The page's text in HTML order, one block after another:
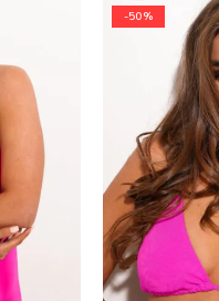
a
termékoldalon
választhatók
-50%